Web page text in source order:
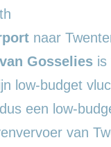
naar
Gosselies is
low-budget
een low-
van